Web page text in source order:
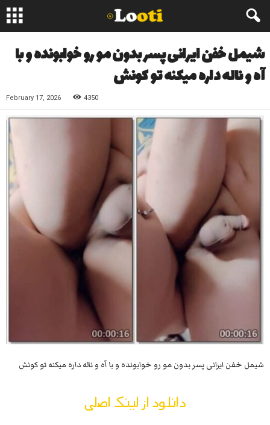
شیمل خفن ایرانی پسر بدون مو رو خوابونده و با
آه و ناله داره میکنه تو کونش
February 17, 2026 4350
شیمل خفن ایرانی پسر بدون مو رو خوابونده و با آه و ناله داره میکنه تو کونش
دانلود از لینک اصلی